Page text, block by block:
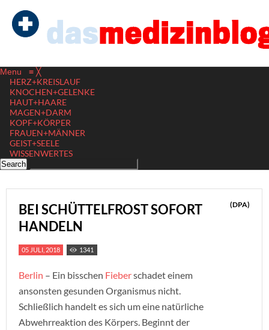
Menu ≡ ╳
HERZ+KREISLAUF
KNOCHEN+GELENKE
HAUT+HAARE
MAGEN+DARM
KOPF+KÖRPER
FRAUEN+MÄNNER
GEIST+SEELE
WISSENWERTES
BEI SCHÜTTELFROST SOFORT
HANDELN
(DPA)
05 JULI, 2018 1341
Berlin – Ein bisschen Fieberschadet einem
ansonsten gesunden Organismus nicht.
Schließlich handelt es sich um eine natürliche
Abwehrreaktion des Körpers. Beginnt der